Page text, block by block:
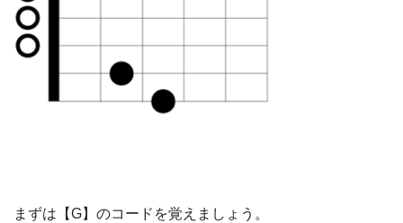
まずは【G】のコードを覚えましょう。